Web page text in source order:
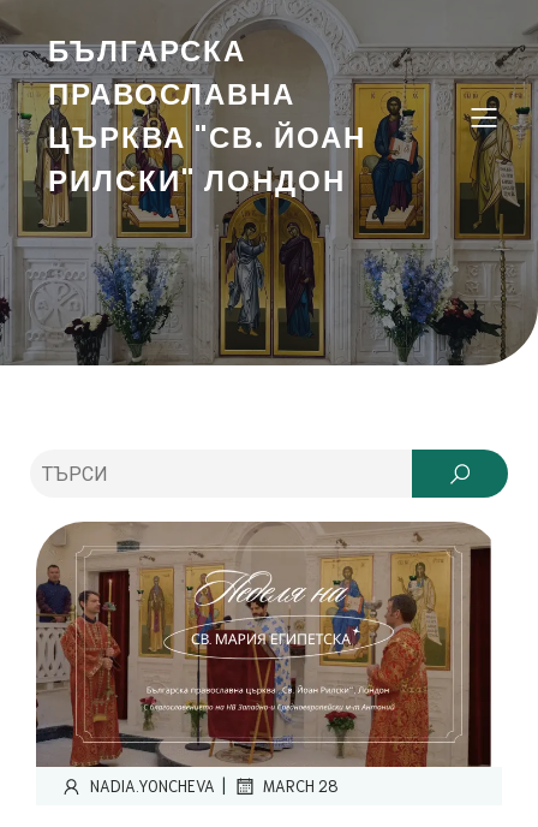
БЪЛГАРСКА
ПРАВОСЛАВНА
ЦЪРКВА "СВ. ЙОАН
РИЛСКИ" ЛОНДОН
NADIA.YONCHEVA | MARCH 28